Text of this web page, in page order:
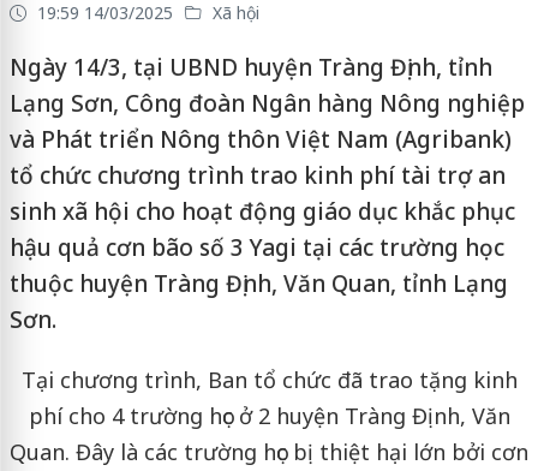
19:59 14/03/2025 Xã hội
Ngày 14/3, tại UBND huyện Tràng Định, tỉnh
Lạng Sơn, Công đoàn Ngân hàng Nông nghiệp
và Phát triển Nông thôn Việt Nam (Agribank)
tổ chức chương trình trao kinh phí tài trợ an
sinh xã hội cho hoạt động giáo dục khắc phục
hậu quả cơn bão số 3 Yagi tại các trường học
thuộc huyện Tràng Định, Văn Quan, tỉnh Lạng
Sơn.
Tại chương trình, Ban tổ chức đã trao tặng kinh
phí cho 4 trường học ở 2 huyện Tràng Định, Văn
Quan. Đây là các trường học bị thiệt hại lớn bởi cơn